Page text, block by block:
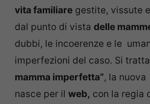
vita familiare gestite, vissute
dal punto di vista delle
dubbi, le incoerenze e le
imperfezioni del caso. Si
mamma imperfetta”, la
nasce per il web, con la regia